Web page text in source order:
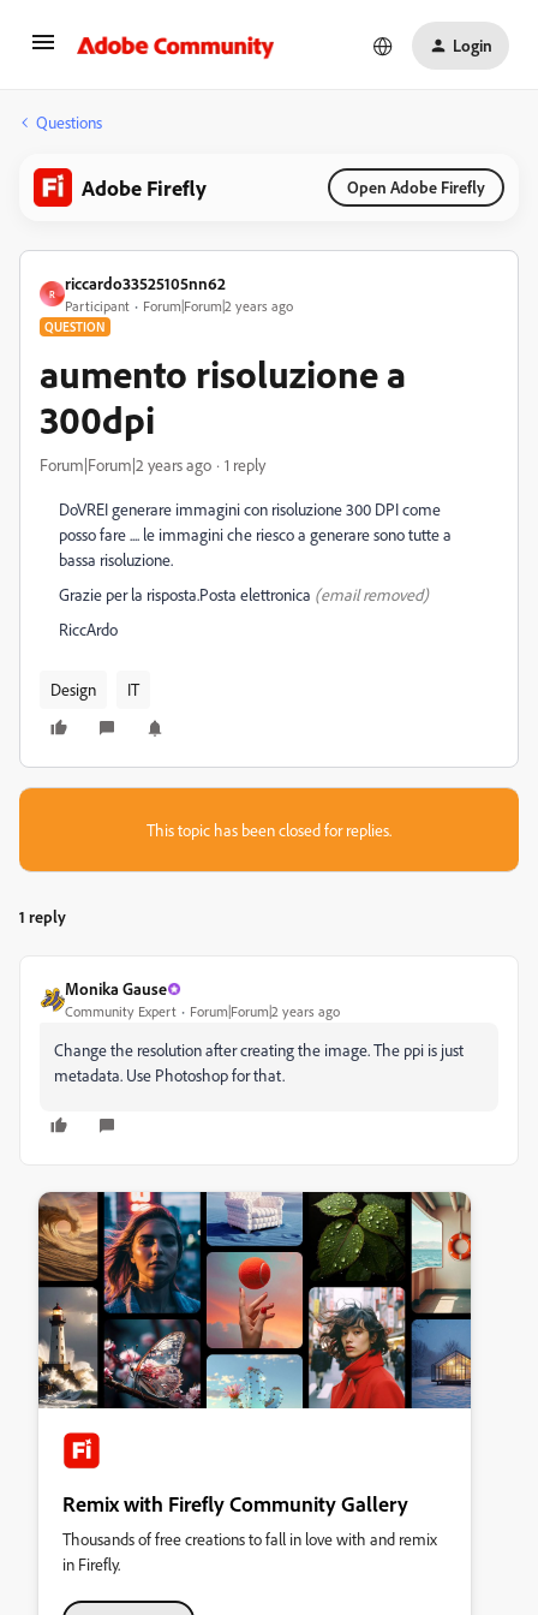
Login
Questions
Adobe Firefly Open Adobe Firefly
R
riccardo33525105nn62
Participant Forum|Forum|2 years ago
QUESTION
aumento risoluzione a
300dpi
Forum|Forum|2 years ago 1 reply
DoVREI generare immagini con risoluzione 300 DPI come
posso fare .... le immagini che riesco a generare sono tutte a
bassa risoluzione.
Grazie per la risposta.Posta elettronica (email removed)
RiccArdo
Design IT
This topic has been closed for replies.
1 reply
Monika Gause
Community Expert Forum|Forum|2 years ago
Change the resolution after creating the image. The ppi is just
metadata. Use Photoshop for that.
Remix with Firefly Community Gallery
Thousands of free creations to fall in love with and remix
in Firefly.